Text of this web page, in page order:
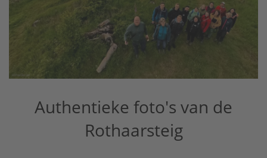
Authentieke foto's van de
Rothaarsteig